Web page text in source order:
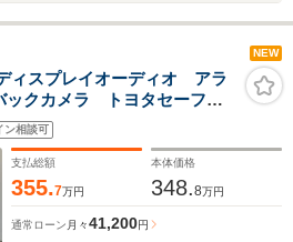
NEW
スプレイオーディオ アラ
クカメラ トヨタセーフテ
コーダー ハーフレザーシ
ヒーター 純正アルミホイ
ン相談可
支払総額
355.7万円
本体価格
348.8万円
通常ローン 月々41,200円